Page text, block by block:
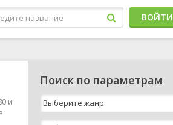
ВОЙТИ
и
Поиск по параметрам